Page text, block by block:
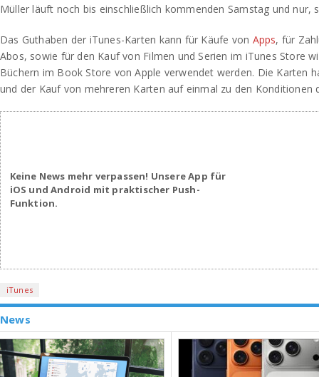
Müller läuft noch bis einschließlich kommenden Samstag und nur,
Das Guthaben der iTunes-Karten kann für Käufe von Apps, für
Abos, sowie für den Kauf von Filmen und Serien im iTunes Store
Büchern im Book Store von Apple verwendet werden. Die Karten
und der Kauf von mehreren Karten auf einmal zu den Konditionen
Keine News mehr verpassen! Unsere App für
iOS und Android mit praktischer Push-
Funktion.
iTunes
News